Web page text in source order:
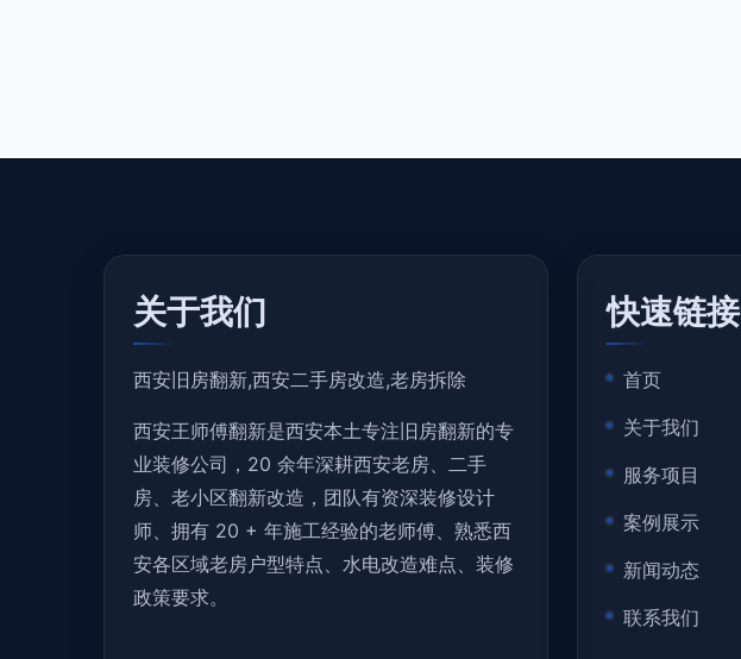
关于我们
西安旧房翻新,西安二手房改造,老房拆除
西安王师傅翻新是西安本土专注旧房翻新的专
业装修公司，20 余年深耕西安老房、二手
房、老小区翻新改造，团队有资深装修设计
师、拥有 20 + 年施工经验的老师傅、熟悉西
安各区域老房户型特点、水电改造难点、装修
政策要求。
快速链接
首页
关于我们
服务项目
案例展示
新闻动态
联系我们